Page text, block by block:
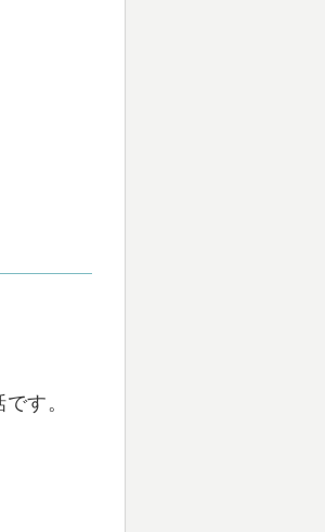
す。